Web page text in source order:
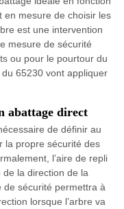
en mesure de choisir les
est une intervention
mesure de sécurité
ou pour le pourtour du
65230 vont appliquer
abattage direct
de définir au
la propre sécurité des
l’aire de repli
de la direction de la
de sécurité permettra à
lorsque l’arbre va